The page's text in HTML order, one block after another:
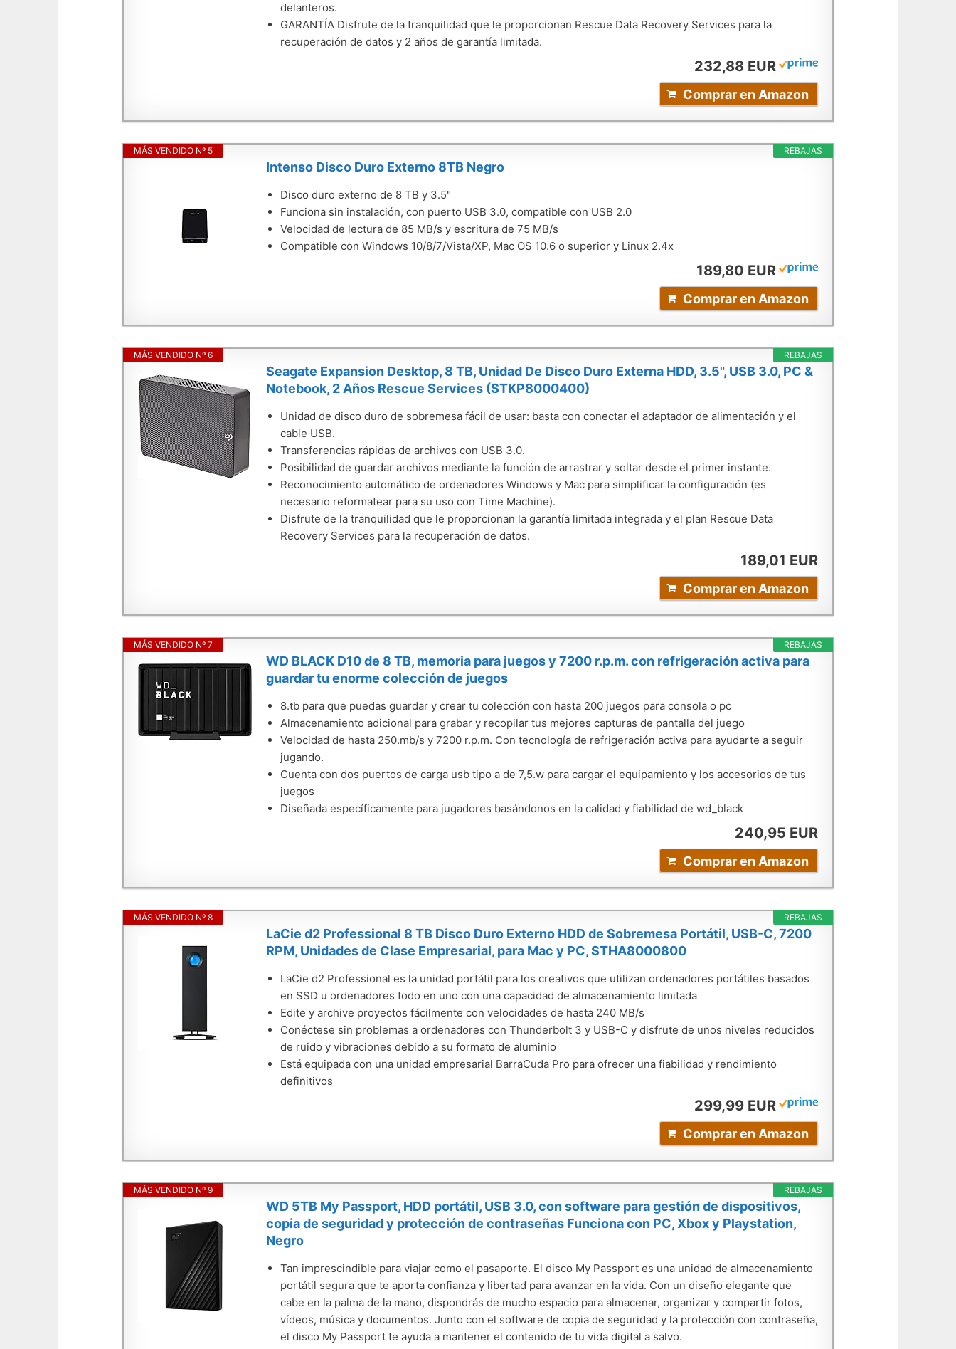
delanteros.
GARANTÍA Disfrute de la tranquilidad que le proporcionan Rescue Data Recovery Services para la
recuperación de datos y 2 años de garantía limitada.
232,88 EUR
Comprar en Amazon
REBAJAS
MÁS VENDIDO Nº 5
Intenso Disco Duro Externo 8TB Negro
Disco duro externo de 8 TB y 3.5"
Funciona sin instalación, con puerto USB 3.0, compatible con USB 2.0
Velocidad de lectura de 85 MB/s y escritura de 75 MB/s
Compatible con Windows 10/8/7/Vista/XP, Mac OS 10.6 o superior y Linux 2.4x
189,80 EUR
Comprar en Amazon
REBAJAS
MÁS VENDIDO Nº 6
Seagate Expansion Desktop, 8 TB, Unidad De Disco Duro Externa HDD, 3.5", USB 3.0, PC &
Notebook, 2 Años Rescue Services (STKP8000400)
Unidad de disco duro de sobremesa fácil de usar: basta con conectar el adaptador de alimentación y el
cable USB.
Transferencias rápidas de archivos con USB 3.0.
Posibilidad de guardar archivos mediante la función de arrastrar y soltar desde el primer instante.
Reconocimiento automático de ordenadores Windows y Mac para simplificar la configuración (es
necesario reformatear para su uso con Time Machine).
Disfrute de la tranquilidad que le proporcionan la garantía limitada integrada y el plan Rescue Data
Recovery Services para la recuperación de datos.
189,01 EUR
Comprar en Amazon
REBAJAS
MÁS VENDIDO Nº 7
WD BLACK D10 de 8 TB, memoria para juegos y 7200 r.p.m. con refrigeración activa para
guardar tu enorme colección de juegos
8.tb para que puedas guardar y crear tu colección con hasta 200 juegos para consola o pc
Almacenamiento adicional para grabar y recopilar tus mejores capturas de pantalla del juego
Velocidad de hasta 250.mb/s y 7200 r.p.m. Con tecnología de refrigeración activa para ayudarte a seguir
jugando.
Cuenta con dos puertos de carga usb tipo a de 7,5.w para cargar el equipamiento y los accesorios de tus
juegos
Diseñada específicamente para jugadores basándonos en la calidad y fiabilidad de wd_black
240,95 EUR
Comprar en Amazon
REBAJAS
MÁS VENDIDO Nº 8
LaCie d2 Professional 8 TB Disco Duro Externo HDD de Sobremesa Portátil, USB-C, 7200
RPM, Unidades de Clase Empresarial, para Mac y PC, STHA8000800
LaCie d2 Professional es la unidad portátil para los creativos que utilizan ordenadores portátiles basados
en SSD u ordenadores todo en uno con una capacidad de almacenamiento limitada
Edite y archive proyectos fácilmente con velocidades de hasta 240 MB/s
Conéctese sin problemas a ordenadores con Thunderbolt 3 y USB-C y disfrute de unos niveles reducidos
de ruido y vibraciones debido a su formato de aluminio
Está equipada con una unidad empresarial BarraCuda Pro para ofrecer una fiabilidad y rendimiento
definitivos
299,99 EUR
Comprar en Amazon
REBAJAS
MÁS VENDIDO Nº 9
WD 5TB My Passport, HDD portátil, USB 3.0, con software para gestión de dispositivos,
copia de seguridad y protección de contraseñas Funciona con PC, Xbox y Playstation,
Negro
Tan imprescindible para viajar como el pasaporte. El disco My Passport es una unidad de almacenamiento
portátil segura que te aporta confianza y libertad para avanzar en la vida. Con un diseño elegante que
cabe en la palma de la mano, dispondrás de mucho espacio para almacenar, organizar y compartir fotos,
vídeos, música y documentos. Junto con el software de copia de seguridad y la protección con contraseña,
el disco My Passport te ayuda a mantener el contenido de tu vida digital a salvo.